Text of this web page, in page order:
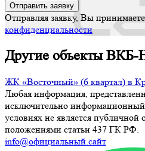
Отправляя заявку, Вы
конфиденциальности
Другие объекты ВКБ-
ЖК «Восточный» (6 квартал) в
Любая информация,
исключительно
условиях не является публичной
положениями статьи 437 ГК РФ.
info@официальный.сайт